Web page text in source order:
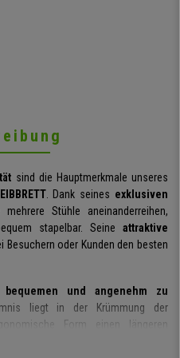
sind die Hauptmerkmale unseres
. Dank seines exklusiven
Stühle aneinanderreihen,
stapelbar. Seine attraktive
Besuchern oder Kunden den besten
bequemen und angenehm zu
liegt in der Krümmung der
Form einen längeren
dieses Modelles